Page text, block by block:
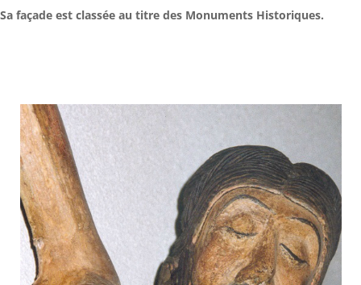
Sa façade est classée au titre des Monuments Historiques.